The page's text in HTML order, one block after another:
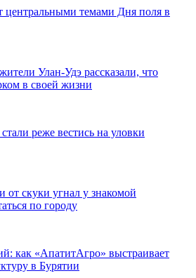
центральными темами Дня поля в
Улан-Удэ рассказали, что
в своей жизни
реже вестись на уловки
скуки угнал у знакомой
по городу
как «АпатитАгро» выстраивает
в Бурятии